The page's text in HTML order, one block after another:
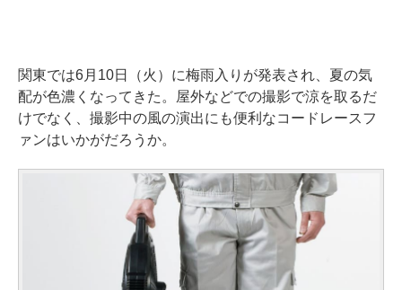
関東では6月10日（火）に梅雨入りが発表され、夏の気
配が色濃くなってきた。屋外などでの撮影で涼を取るだ
けでなく、撮影中の風の演出にも便利なコードレースフ
ァンはいかがだろうか。